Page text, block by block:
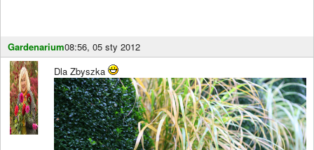
Gardenarium08:56, 05 sty 2012
Dla Zbyszka